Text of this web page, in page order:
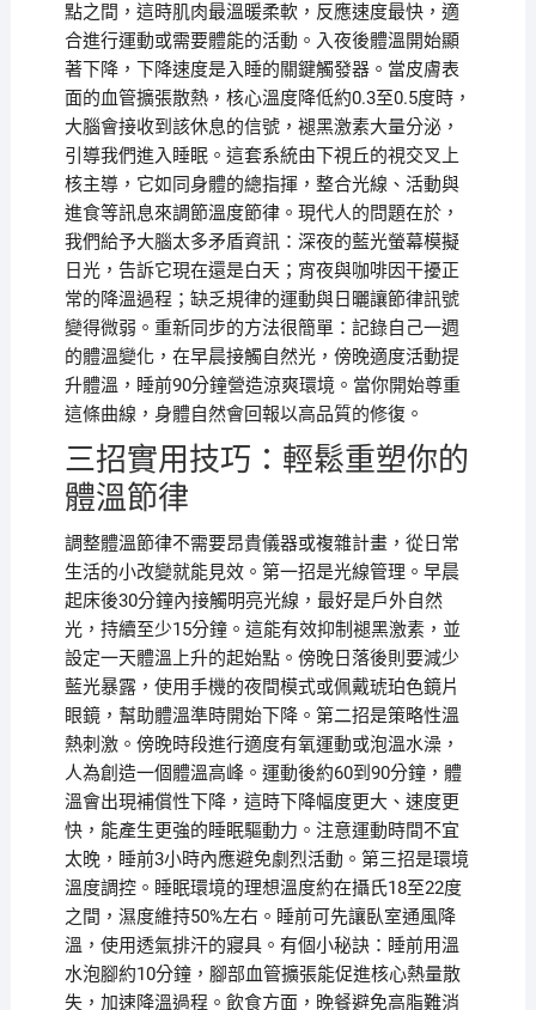
點之間，這時肌肉最溫暖柔軟，反應速度最快，適
合進行運動或需要體能的活動。入夜後體溫開始顯
著下降，下降速度是入睡的關鍵觸發器。當皮膚表
面的血管擴張散熱，核心溫度降低約0.3至0.5度時，
大腦會接收到該休息的信號，褪黑激素大量分泌，
引導我們進入睡眠。這套系統由下視丘的視交叉上
核主導，它如同身體的總指揮，整合光線、活動與
進食等訊息來調節溫度節律。現代人的問題在於，
我們給予大腦太多矛盾資訊：深夜的藍光螢幕模擬
日光，告訴它現在還是白天；宵夜與咖啡因干擾正
常的降溫過程；缺乏規律的運動與日曬讓節律訊號
變得微弱。重新同步的方法很簡單：記錄自己一週
的體溫變化，在早晨接觸自然光，傍晚適度活動提
升體溫，睡前90分鐘營造涼爽環境。當你開始尊重
這條曲線，身體自然會回報以高品質的修復。
三招實用技巧：輕鬆重塑你的
體溫節律
調整體溫節律不需要昂貴儀器或複雜計畫，從日常
生活的小改變就能見效。第一招是光線管理。早晨
起床後30分鐘內接觸明亮光線，最好是戶外自然
光，持續至少15分鐘。這能有效抑制褪黑激素，並
設定一天體溫上升的起始點。傍晚日落後則要減少
藍光暴露，使用手機的夜間模式或佩戴琥珀色鏡片
眼鏡，幫助體溫準時開始下降。第二招是策略性溫
熱刺激。傍晚時段進行適度有氧運動或泡溫水澡，
人為創造一個體溫高峰。運動後約60到90分鐘，體
溫會出現補償性下降，這時下降幅度更大、速度更
快，能產生更強的睡眠驅動力。注意運動時間不宜
太晚，睡前3小時內應避免劇烈活動。第三招是環境
溫度調控。睡眠環境的理想溫度約在攝氏18至22度
之間，濕度維持50%左右。睡前可先讓臥室通風降
溫，使用透氣排汗的寢具。有個小秘訣：睡前用溫
水泡腳約10分鐘，腳部血管擴張能促進核心熱量散
失，加速降溫過程。飲食方面，晚餐避免高脂難消